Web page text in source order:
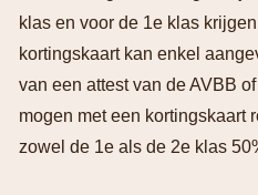
klas en voor de 1e klas
kortingskaart kan enkel
van een attest van de AVBB
mogen met een kortingskaart
zowel de 1e als de 2e klas